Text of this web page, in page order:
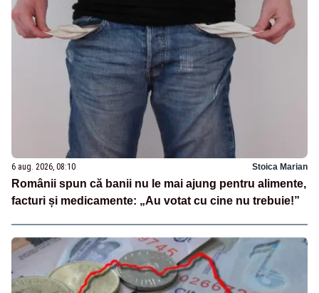
6 aug. 2026, 08:10 Stoica Marian
Românii spun că banii nu le mai ajung pentru alimente,
facturi și medicamente: „Au votat cu cine nu trebuie!”